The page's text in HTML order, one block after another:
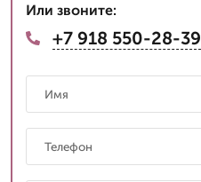
Или звоните:
+7 918 550-28-39